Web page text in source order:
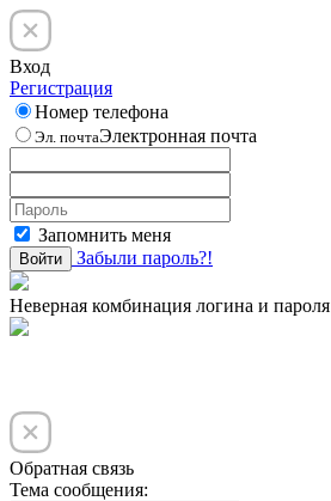
Вход
Регистрация
Номер телефона
Эл. почтаЭлектронная почта
Запомнить меня
Войти Забыли пароль?!
Неверная комбинация логина и пароля
Обратная связь
Тема сообщения: